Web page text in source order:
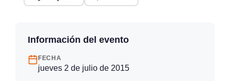
Información del evento
FECHA
jueves 2 de julio de 2015